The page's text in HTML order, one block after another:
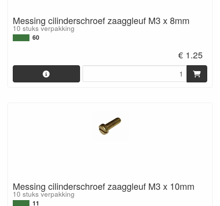
Messing cilinderschroef zaaggleuf M3 x 8mm
10 stuks verpakking
60
€ 1.25
Messing cilinderschroef zaaggleuf M3 x 10mm
10 stuks verpakking
11